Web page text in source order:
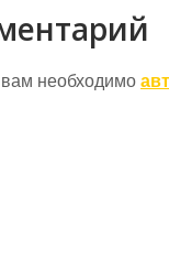
необходимо